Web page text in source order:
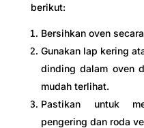
berikut:
Bersihkan oven
Gunakan lap kering
dinding dalam oven
mudah terlihat.
Pastikan untuk
pengering dan roda